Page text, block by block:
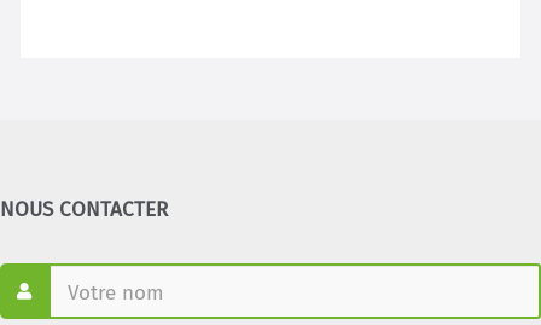
NOUS CONTACTER